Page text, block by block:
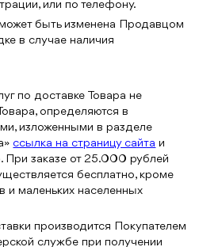
или по телефону.
быть изменена Продавцом
в случае наличия
по доставке Товара не
определяются в
изложенными в разделе
ссылка на страницу сайта и
При заказе от 25.000 рублей
бесплатно, кроме
и маленьких населенных
производится Покупателем
службе при получении